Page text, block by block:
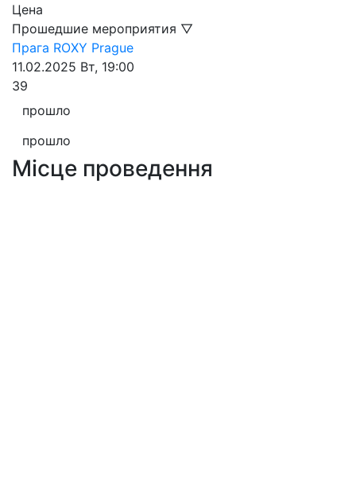
Цена
Прошедшие мероприятия ▽
Прага ROXY Prague
11.02.2025 Вт, 19:00
39
прошло
прошло
Місце проведення